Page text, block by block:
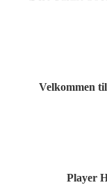
Velkommen
Player